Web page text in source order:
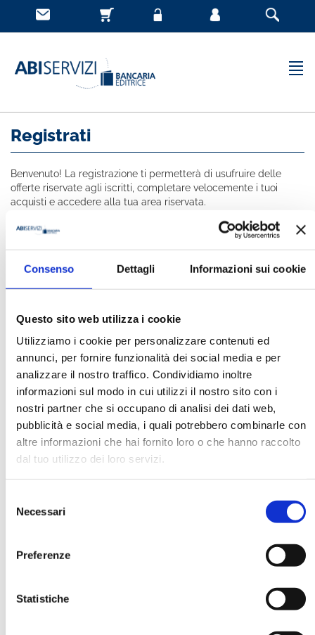
Consenso Dettagli Informazioni sui cookie
Questo sito web utilizza i cookie
Utilizziamo i cookie per personalizzare contenuti ed
annunci, per fornire funzionalità dei social media e per
analizzare il nostro traffico. Condividiamo inoltre
informazioni sul modo in cui utilizzi il nostro sito con i
nostri partner che si occupano di analisi dei dati web,
pubblicità e social media, i quali potrebbero combinarle con
altre informazioni che hai fornito loro o che hanno raccolto
dal tuo utilizzo dei loro servizi.
delNecessari
Preferenze
Statistiche
Registrati
Benvenuto! La registrazione ti permetterà di usufruire delle
offerte riservate agli iscritti, completare velocemente i tuoi
acquisti e accedere alla tua area riservata.
Tutti i campi indicati con * sono obbligatori
DATA DI NASCITA *
E-MAIL *
AZIENDA
FUNZIONE AZIENDALE